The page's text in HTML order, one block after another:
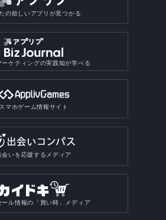
の欲しいアプリが見つかる
ーケティングの実践知が学べる
スマホゲーム情報サイト
会いを応援するメディア
ール情報の「買い時」メディア